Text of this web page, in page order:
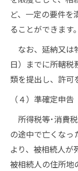
ど、一定の要件を
ることができます。
なお、延納又は
日）までに所轄
類を提出し、許可
（４）準確定申
所得税等･消費
の途中で亡くな
より、被相続人が
被相続人の住所地